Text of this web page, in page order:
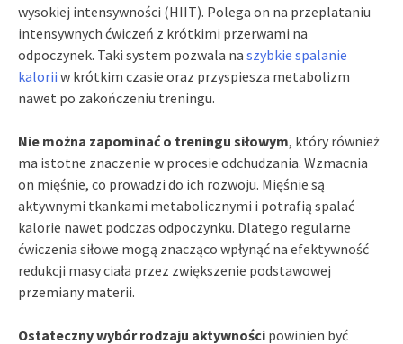
wysokiej intensywności (HIIT). Polega on na przeplataniu
intensywnych ćwiczeń z krótkimi przerwami na
odpoczynek. Taki system pozwala na szybkie spalanie
kalorii w krótkim czasie oraz przyspiesza metabolizm
nawet po zakończeniu treningu.
Nie można zapominać o treningu siłowym, który również
ma istotne znaczenie w procesie odchudzania. Wzmacnia
on mięśnie, co prowadzi do ich rozwoju. Mięśnie są
aktywnymi tkankami metabolicznymi i potrafią spalać
kalorie nawet podczas odpoczynku. Dlatego regularne
ćwiczenia siłowe mogą znacząco wpłynąć na efektywność
redukcji masy ciała przez zwiększenie podstawowej
przemiany materii.
Ostateczny wybór rodzaju aktywności powinien być